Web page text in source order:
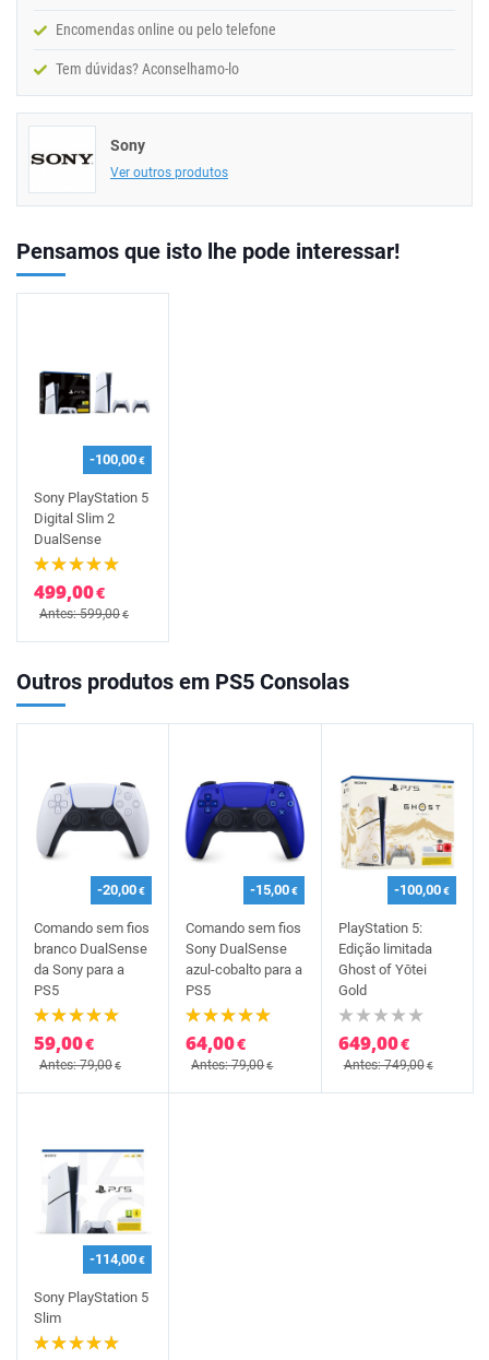
Encomendas online ou pelo telefone
Tem dúvidas? Aconselhamo-lo
Sony
Ver outros produtos
Pensamos que isto lhe pode interessar!
-100,00€
Sony PlayStation 5
Digital Slim 2
DualSense
499,00€
Antes: 599,00€
Outros produtos em PS5 Consolas
-20,00€
Comando sem fios
branco DualSense
da Sony para a
PS5
59,00€
Antes: 79,00€
-15,00€
Comando sem fios
Sony DualSense
azul-cobalto para a
PS5
64,00€
Antes: 79,00€
-100,00€
PlayStation 5:
Edição limitada
Ghost of Yōtei
Gold
649,00€
Antes: 749,00€
-114,00€
Sony PlayStation 5
Slim